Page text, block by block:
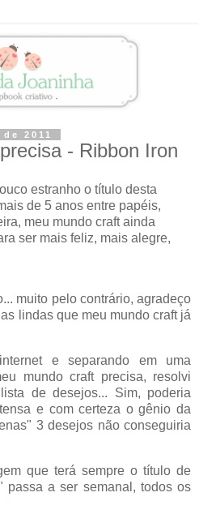
2011
- Ribbon Iron
estranho o título desta
de 5 anos entre papéis,
meu mundo craft ainda
ser mais feliz, mais alegre,
muito pelo contrário, agradeço
lindas que meu mundo craft já
e separando em uma
mundo craft precisa, resolvi
de desejos... Sim, poderia
e com certeza o gênio da
3 desejos não conseguiria
que terá sempre o título de
passa a ser semanal, todos os